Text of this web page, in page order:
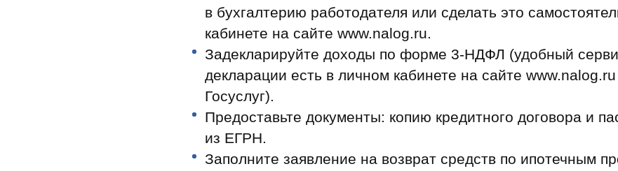
в бухгалтерию работодателя или сделать это
кабинете на сайте www.nalog.ru.
Задекларируйте доходы по форме 3‑НДФЛ (удобный
декларации есть в личном кабинете на сайте
Госуслуг).
Предоставьте документы: копию кредитного договора и
из ЕГРН.
Заполните заявление на возврат средств по ипотечным